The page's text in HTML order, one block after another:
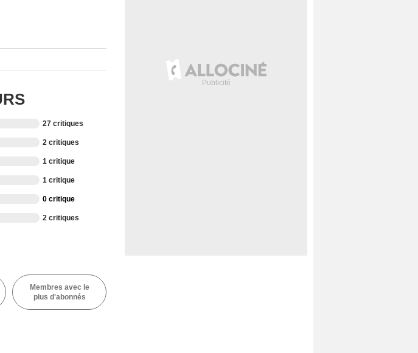
27 critiques
2 critiques
1 critique
1 critique
0 critique
2 critiques
Membres avec le
plus d'abonnés